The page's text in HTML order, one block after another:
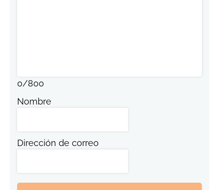
0/800
Nombre
Dirección de correo